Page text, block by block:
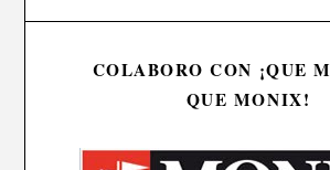
COLABORO CON ¡QUE
QUE MONIX!